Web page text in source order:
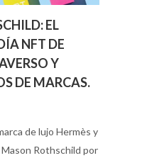
EL
NFT DE
Y
DE MARCAS.
de lujo Hermès y
Rothschild por